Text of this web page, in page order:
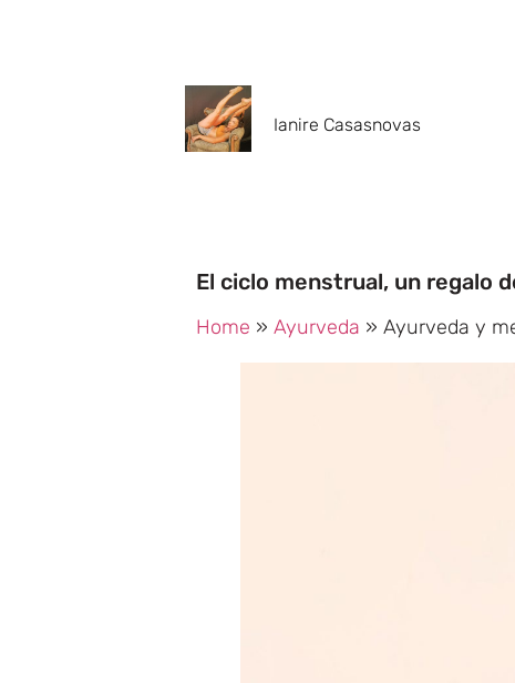
Ianire Casasnovas
El ciclo menstrual, un regalo
Home » Ayurveda » Ayurveda y